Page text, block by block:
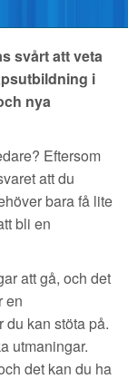
svårt att veta
i
nya
Eftersom
att du
bara få lite
bli en
att gå, och det
en
kan stöta på.
utmaningar.
det kan du ha